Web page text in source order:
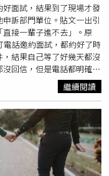
面試，結果到了現場才發
訴部門單位。貼文一出引
接一輩子進不去」。原
話邀約面試，都約好了時
結果自己等了好幾天都沒
回信，但是電話都明確講
是大老遠從外縣市跑來台
有我的面試名單，叫我請
別挪出一天的時間來偉大
，請問如何申訴約面試放
話約面試，然後再放鳥
部門單位。」貼文一出引
啊，那直接一輩子進不
信，應該要打個電話，別
繼續閱讀